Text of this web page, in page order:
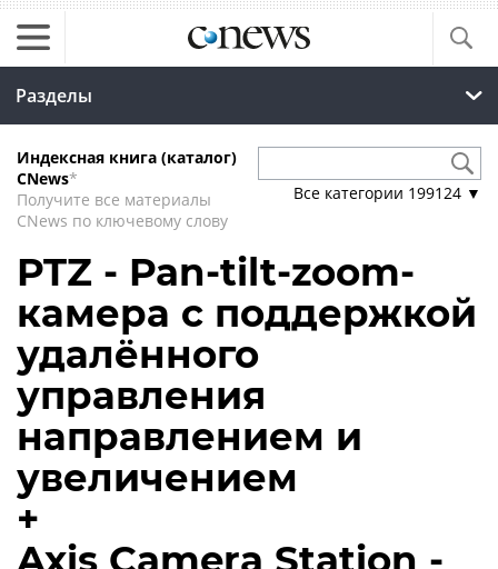
Разделы
Индексная книга (каталог)
CNews*
Получите все материалы
CNews по ключевому слову
Все категории 199124 ▼
PTZ - Pan-tilt-zoom-
камера с поддержкой
удалённого
управления
направлением и
увеличением
+